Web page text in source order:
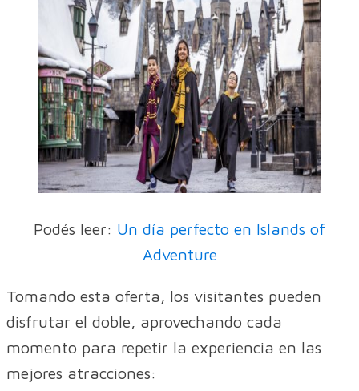
Podés leer: Un día perfecto en Islands of
Adventure
Tomando esta oferta, los visitantes pueden
disfrutar el doble, aprovechando cada
momento para repetir la experiencia en las
mejores atracciones: